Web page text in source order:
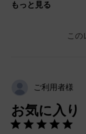
もっと見る
この
ご利用者様
お気に入り